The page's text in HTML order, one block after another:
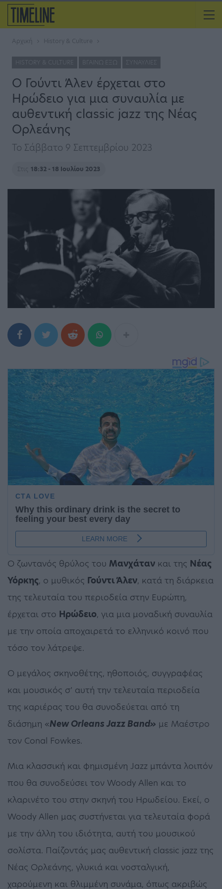
Αρχική History & Culture
HISTORY & CULTURE ΒΓΑΊΝΩ ΈΞΩ ΣΥΝΑΥΛΊΕΣ
Ο Γούντι Άλεν έρχεται στο
Ηρώδειο για μια συναυλία με
αυθεντική classic jazz της Νέας
Ορλεάνης
Το Σάββατο 9 Σεπτεμβρίου 2023
Στις 18:32 - 18 Ιουλίου 2023
Ο ζωντανός θρύλος του Μανχάταν και της Νέας
Υόρκης, ο μυθικός Γούντι Άλεν, κατά τη διάρκεια
της τελευταία του περιοδεία στην Ευρώπη,
έρχεται στο Ηρώδειο, για μια μοναδική συναυλία
με την οποία αποχαιρετά το ελληνικό κοινό που
τόσο τον λάτρεψε.
Ο μεγάλος σκηνοθέτης, ηθοποιός, συγγραφέας
και μουσικός σ’ αυτή την τελευταία περιοδεία
της καριέρας του θα συνοδεύεται από τη
διάσημη «New Orleans Jazz Band» με Μαέστρο
τον Conal Fowkes.
Μια κλασσική και φημισμένη Jazz μπάντα λοιπόν
που θα συνοδεύσει τον Woody Allen και το
κλαρινέτο του στην σκηνή του Ηρωδείου. Εκεί, ο
Woody Allen μας συστήνεται για τελευταία φορά
με την άλλη του ιδιότητα, αυτή του μουσικού
σολίστα. Παίζοντάς μας αυθεντική classic jazz της
Νέας Ορλεάνης, γλυκιά και νοσταλγική,
χαρούμενη και θλιμμένη συνάμα, όπως ακριβώς